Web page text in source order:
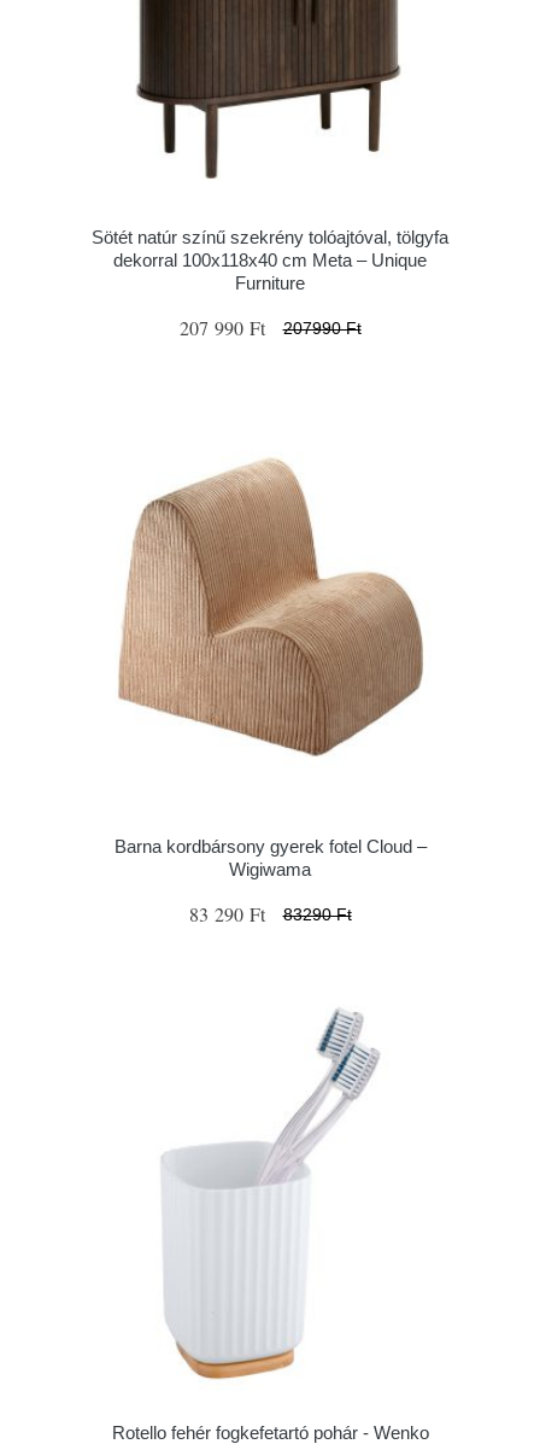
Sötét natúr színű szekrény tolóajtóval, tölgyfa
dekorral 100x118x40 cm Meta – Unique
Furniture
207 990 Ft 207990 Ft
Barna kordbársony gyerek fotel Cloud –
Wigiwama
83 290 Ft 83290 Ft
Rotello fehér fogkefetartó pohár - Wenko